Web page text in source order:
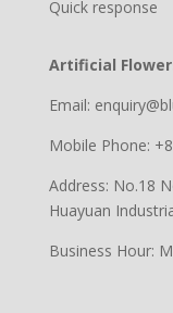
Quick response
Artificial
Email:
Mobile Phone:
Address: No.18
Huayuan
Business Hour: